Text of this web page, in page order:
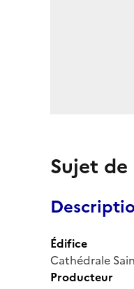
Sujet
Édifice
Cathédrale
Producteur